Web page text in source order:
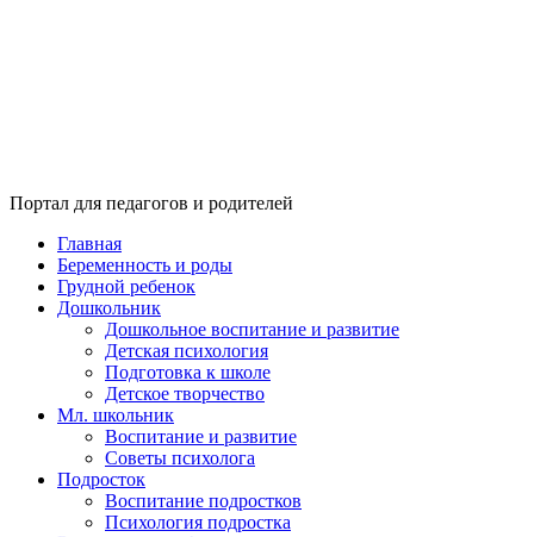
Портал для педагогов и родителей
Главная
Беременность и роды
Грудной ребенок
Дошкольник
Дошкольное воспитание и развитие
Детская психология
Подготовка к школе
Детское творчество
Мл. школьник
Воспитание и развитие
Советы психолога
Подросток
Воспитание подростков
Психология подростка